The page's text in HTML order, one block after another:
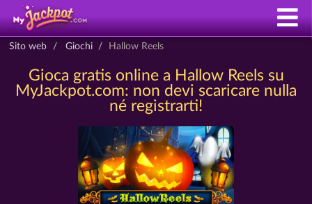
Sito web Giochi Hallow Reels
Gioca gratis online a Hallow Reels su
MyJackpot.com: non devi scaricare nulla
né registrarti!